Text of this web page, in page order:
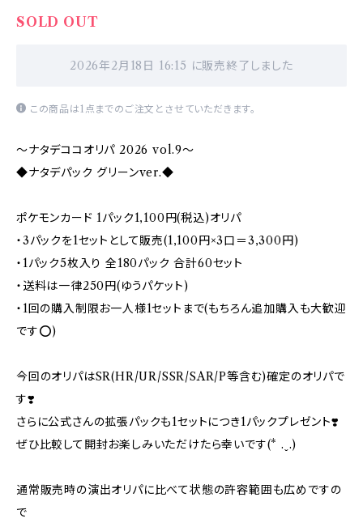
SOLD OUT
2026年2月18日 16:15 に販売終了しました
この商品は1点までのご注文とさせていただきます。
〜ナタデココオリパ 2026 vol.9〜
◆ナタデパック グリーンver.◆
ポケモンカード 1パック1,100円(税込)オリパ
・3パックを1セットとして販売(1,100円×3口＝3,300円)
・1パック5枚入り 全180パック 合計60セット
・送料は一律250円(ゆうパケット)
・1回の購入制限お一人様1セットまで(もちろん追加購入も大歓迎
です⭕️)
今回のオリパはSR(HR/UR/SSR/SAR/P等含む)確定のオリパで
す❣️
さらに公式さんの拡張パックも1セットにつき1パックプレゼント❣️
ぜひ比較して開封お楽しみいただけたら幸いです(* .ˬ.)
通常販売時の演出オリパに比べて状態の許容範囲も広めですの
で